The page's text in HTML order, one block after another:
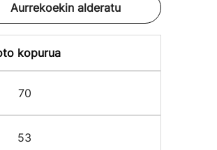
Aurrekoekin alderatu
kopurua
70
53